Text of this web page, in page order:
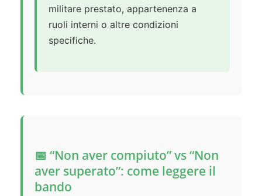
militare prestato, appartenenza a
ruoli interni o altre condizioni
specifiche.
📅 “Non aver compiuto” vs “Non
aver superato”: come leggere il
bando